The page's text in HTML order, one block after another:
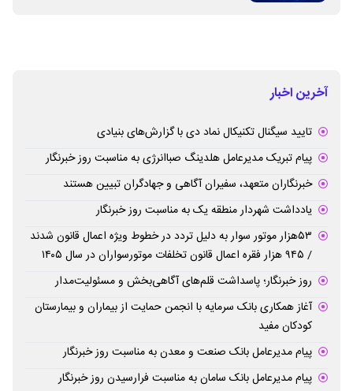
آخرین اخبار
تایید سیگنال تکنیکال نماد دی با گزارش‌های بنیادی
پیام تبریک مدیرعامل هلدینگ صباانرژی به مناسبت روز خبرنگار
خبرنگاران متعهد، سفیران آگاهی و جهادگران تبیین هستند
یادداشت شهردار منطقه یک به مناسبت روز خبرنگار
۵۳هزار موتور سوار به دلیل تردد در خطوط ویژه اعمال قانون شدند
/ ۹۴۵ هزار فقره اعمال قانون تخلفات موتورسواران در سال ۱۴۰۵
روز خبرنگار؛ پاسداشت قلم‌های آگاهی‌بخش و مسئولیت‌مدار
آغاز همکاری بانک سرمایه با انجمن حمایت از بیماران و بیمارستان
کودکان مفید
پیام مدیرعامل بانک صنعت و معدن به مناسبت روز خبرنگار
پیام مدیرعامل بانک سامان به مناسبت فرارسیدن روز خبرنگار